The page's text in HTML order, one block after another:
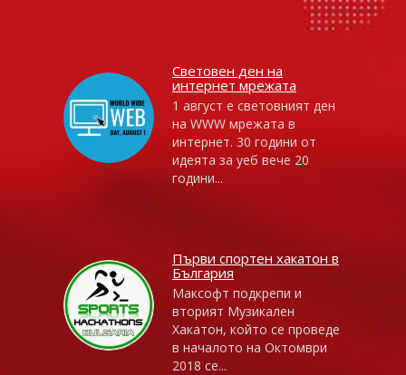
Световен ден на
интернет мрежата
1 август е световният ден
на WWW мрежата в
интернет. 30 години от
идеята за уеб вече 20
години...
Първи спортен хакатон в
България
Максофт подкрепи и
вторият Музикален
Хакатон, който се проведе
в началото на Октомври
2018 се...